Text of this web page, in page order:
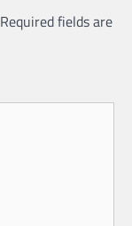
Required fields are